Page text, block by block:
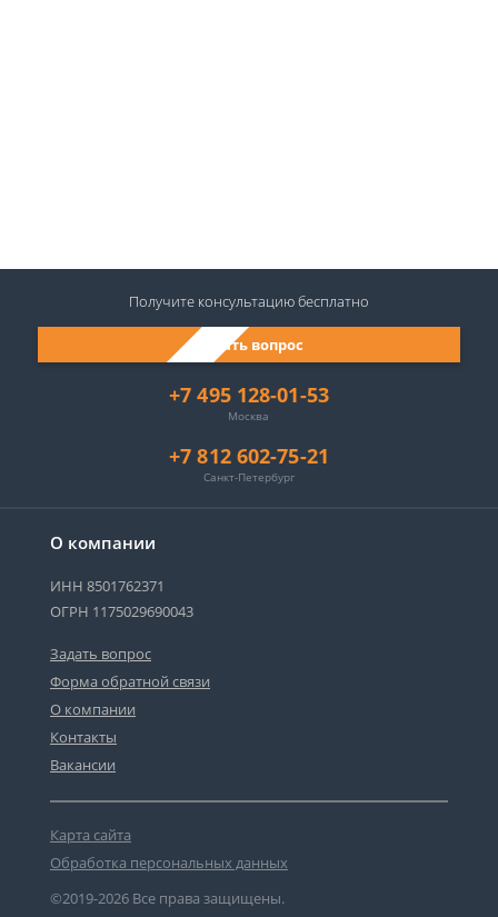
О компании
ИНН 8501762371
ОГРН 1175029690043
Задать вопрос
Форма обратной связи
О компании
Контакты
Вакансии
©2019-2026 Все права защищены.
Карта сайта
Обработка персональных данных
+7 495 128-01-53
Москва
+7 812 602-75-21
Санкт-Петербург
Задать вопрос
Получите консультациюбесплатно